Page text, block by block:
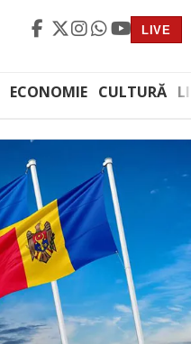
LIVE
ECONOMIE CULTURĂ